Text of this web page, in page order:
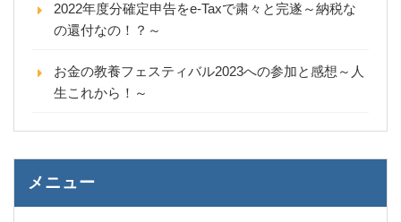
2022年度分確定申告をe-Taxで粛々と完遂～納税な
の還付なの！？～
お金の教養フェスティバル2023への参加と感想～人
生これから！～
メニュー